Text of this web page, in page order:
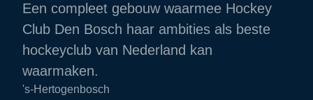
Een compleet gebouw waarmee Hockey
Club Den Bosch haar ambities als beste
hockeyclub van Nederland kan
waarmaken.
's-Hertogenbosch